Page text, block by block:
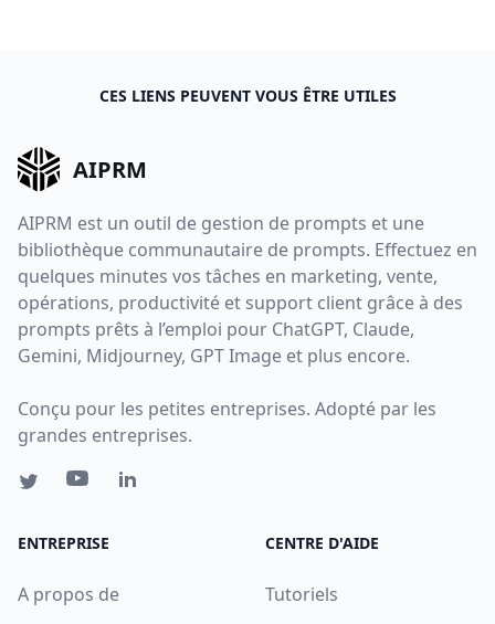
CES LIENS PEUVENT VOUS ÊTRE UTILES
AIPRM
AIPRM est un outil de gestion de prompts et une
bibliothèque communautaire de prompts. Effectuez en
quelques minutes vos tâches en marketing, vente,
opérations, productivité et support client grâce à des
prompts prêts à l’emploi pour ChatGPT, Claude,
Gemini, Midjourney, GPT Image et plus encore.
Conçu pour les petites entreprises. Adopté par les
grandes entreprises.
ENTREPRISE
A propos de
CENTRE D'AIDE
Tutoriels